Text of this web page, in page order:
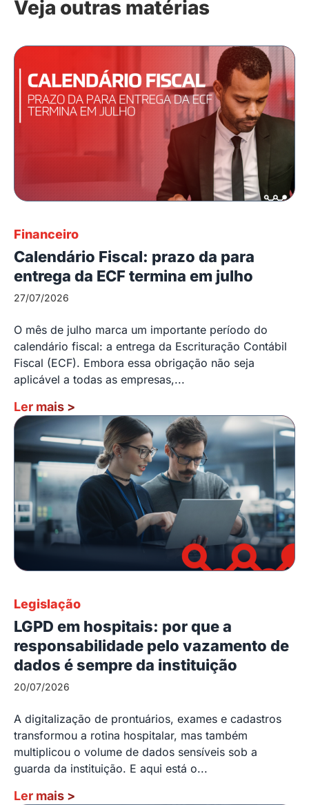
Veja outras matérias
Financeiro
Calendário Fiscal: prazo da para
entrega da ECF termina em julho
27/07/2026
O mês de julho marca um importante período do
calendário fiscal: a entrega da Escrituração Contábil
Fiscal (ECF). Embora essa obrigação não seja
aplicável a todas as empresas,...
Ler mais >
Legislação
LGPD em hospitais: por que a
responsabilidade pelo vazamento de
dados é sempre da instituição
20/07/2026
A digitalização de prontuários, exames e cadastros
transformou a rotina hospitalar, mas também
multiplicou o volume de dados sensíveis sob a
guarda da instituição. E aqui está o...
Ler mais >